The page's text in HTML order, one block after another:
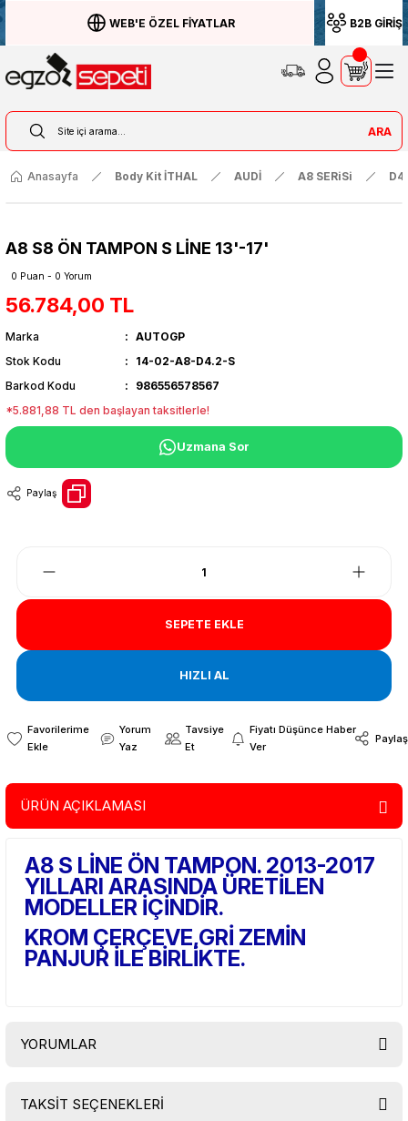
WEB'E ÖZEL FİYATLAR B2B GİRİŞ
ARA
Anasayfa Body Kit İTHAL AUDİ A8 SERiSi D4
A8 S8 ÖN TAMPON S LİNE 13'-17'
0 Puan - 0 Yorum
56.784,00 TL
Marka
AUTOGP
Stok Kodu
14-02-A8-D4.2-S
Barkod Kodu
986556578567
*5.881,88 TL den başlayan taksitlerle!
Uzmana Sor
Paylaş
SEPETE EKLE
HIZLI AL
Yorum
Yaz
Tavsiye
Et
Fiyatı Düşünce Haber
Ver
Paylaş
ÜRÜN AÇIKLAMASI
A8 S LİNE ÖN TAMPON. 2013-2017
YILLARI ARASINDA ÜRETİLEN
MODELLER İÇİNDİR.
KROM ÇERÇEVE,GRİ ZEMİN
PANJUR İLE BİRLİKTE.
YORUMLAR
TAKSİT SEÇENEKLERİ